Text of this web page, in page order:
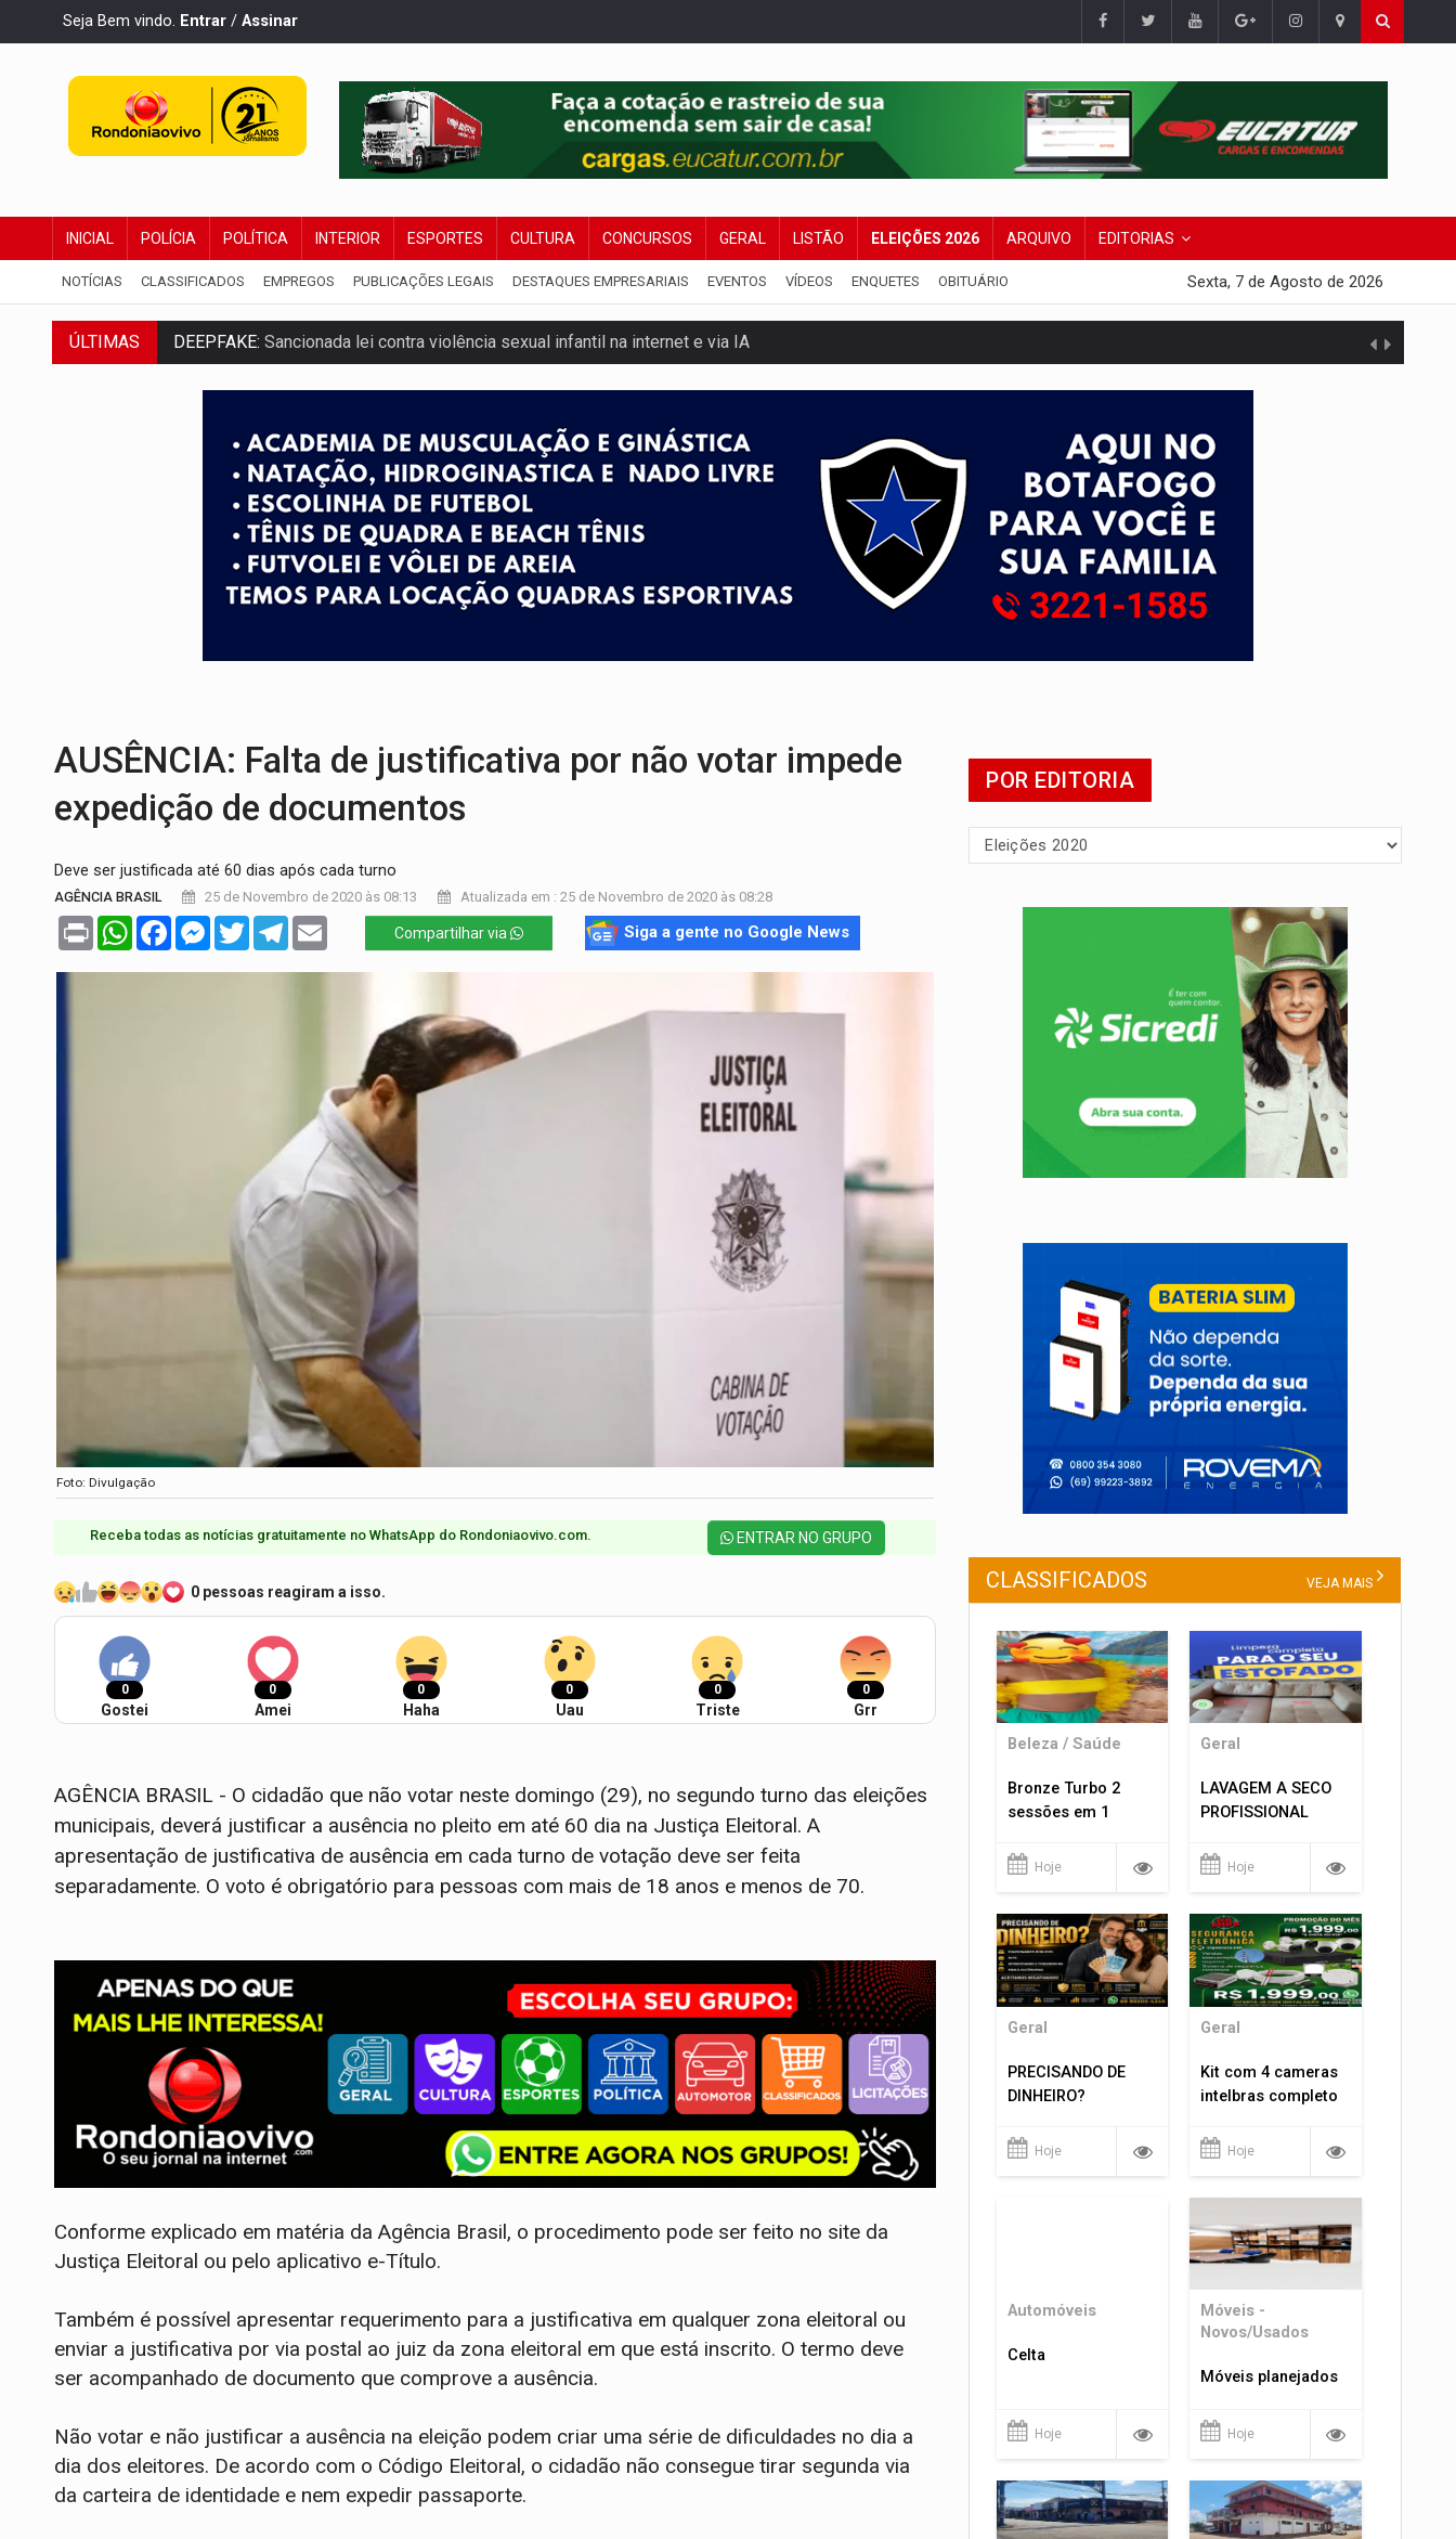
Seja Bem vindo. Entrar / Assinar
INICIAL POLÍCIA POLÍTICA INTERIOR ESPORTES CULTURA CONCURSOS GERAL LISTÃO ELEIÇÕES 2026 ARQUIVO EDITORIAS
NOTÍCIAS CLASSIFICADOS EMPREGOS PUBLICAÇÕES LEGAIS DESTAQUES EMPRESARIAIS EVENTOS VÍDEOS ENQUETES OBITUÁRIO Sexta, 7 de Agosto de 2026
ÚLTIMAS DEEPFAKE: Sancionada lei contra violência sexual infantil na internet e via IA
COLEGIADO:Brasil e Rússia discutem energia nuclear, defesa e ciência em Brasília
Colisão entre caminhão e carro deixa quatro mortos e um em estado grave na BR
ENCONTRO:Amazônia Negra ganha projeção nacional com participação de Marcela Bonfim
PREVISÃO:Porto Velho tem chances de chuvas isoladas nesta sexta-feira (7)
SINDICATOS UNIDOS:Assembleia Geral delibera greve da educação municipal em Porto Velho
PROCESSO SELETIVO:Rondoniaovivo abre oficina de Comunicação com oportunidade de integrar equipe
AUSÊNCIA: Falta de justificativa por não votar impede
expedição de documentos
Deve ser justificada até 60 dias após cada turno
AGÊNCIA BRASIL 25 de Novembro de 2020 às 08:13 Atualizada em : 25 de Novembro de 2020 às 08:28
Print WhatsAppFacebookMessenger
TwitterTelegram Compartilhar via Siga a gente no Google News
Foto: Divulgação
Receba todas as notícias gratuitamente no WhatsApp do Rondoniaovivo.com.​ ENTRAR NO GRUPO
0 pessoas reagiram a isso.
0
Gostei
0
Amei
0
Haha
0
Uau
0
Triste
0
Grr
AGÊNCIA BRASIL - O cidadão que não votar neste domingo (29), no segundo turno das eleições
municipais, deverá justificar a ausência no pleito em até 60 dia na Justiça Eleitoral. A
apresentação de justificativa de ausência em cada turno de votação deve ser feita
separadamente. O voto é obrigatório para pessoas com mais de 18 anos e menos de 70.
Conforme explicado em matéria da Agência Brasil, o procedimento pode ser feito no site da
Justiça Eleitoral ou pelo aplicativo e-Título.
Também é possível apresentar requerimento para a justificativa em qualquer zona eleitoral ou
enviar a justificativa por via postal ao juiz da zona eleitoral em que está inscrito. O termo deve
ser acompanhado de documento que comprove a ausência.
Não votar e não justificar a ausência na eleição podem criar uma série de dificuldades no dia a
dia dos eleitores. De acordo com o Código Eleitoral, o cidadão não consegue tirar segunda via
da carteira de identidade e nem expedir passaporte.
POR EDITORIA
CLASSIFICADOS VEJA MAIS
Beleza / Saúde
Bronze Turbo 2
sessões em 1
Hoje
Geral
LAVAGEM A SECO
PROFISSIONAL
Hoje
Geral
PRECISANDO DE
DINHEIRO?
Hoje
Geral
Kit com 4 cameras
intelbras completo
Hoje
Automóveis
Celta
Hoje
Móveis -
Novos/Usados
Móveis planejados
Hoje